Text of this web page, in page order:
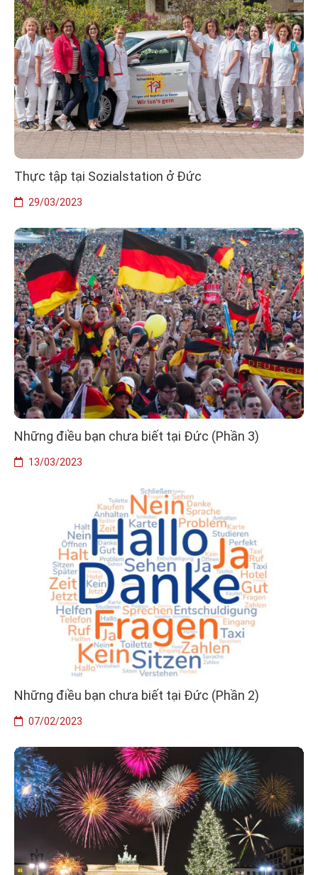
Thực tập tại Sozialstation ở Đức
29/03/2023
Những điều bạn chưa biết tại Đức (Phần 3)
13/03/2023
Những điều bạn chưa biết tại Đức (Phần 2)
07/02/2023